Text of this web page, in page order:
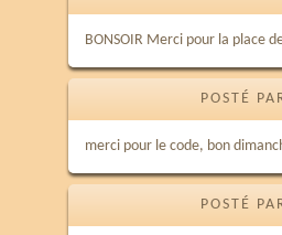
BONSOIR Merci pour la place
POSTÉ
merci pour le code, bon
POSTÉ